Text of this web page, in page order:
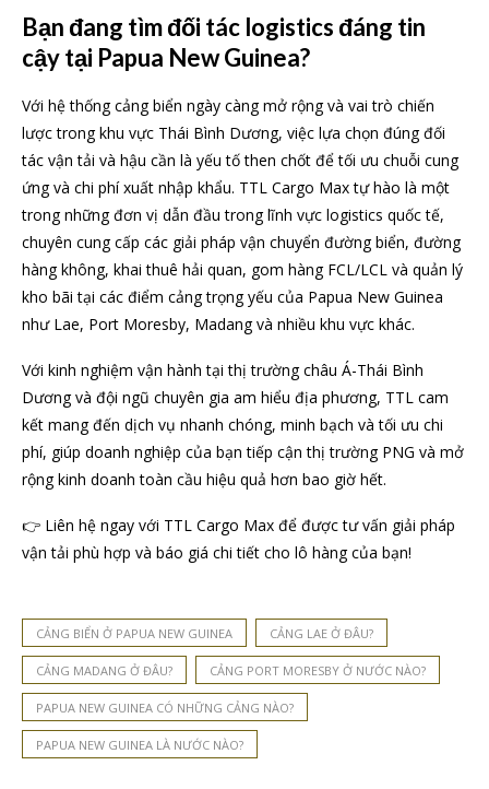
Bạn đang tìm đối tác logistics đáng tin
cậy tại Papua New Guinea?
Với hệ thống cảng biển ngày càng mở rộng và vai trò chiến
lược trong khu vực Thái Bình Dương, việc lựa chọn đúng đối
tác vận tải và hậu cần là yếu tố then chốt để tối ưu chuỗi cung
ứng và chi phí xuất nhập khẩu. TTL Cargo Max tự hào là một
trong những đơn vị dẫn đầu trong lĩnh vực logistics quốc tế,
chuyên cung cấp các giải pháp vận chuyển đường biển, đường
hàng không, khai thuê hải quan, gom hàng FCL/LCL và quản lý
kho bãi tại các điểm cảng trọng yếu của Papua New Guinea
như Lae, Port Moresby, Madang và nhiều khu vực khác.
Với kinh nghiệm vận hành tại thị trường châu Á-Thái Bình
Dương và đội ngũ chuyên gia am hiểu địa phương, TTL cam
kết mang đến dịch vụ nhanh chóng, minh bạch và tối ưu chi
phí, giúp doanh nghiệp của bạn tiếp cận thị trường PNG và mở
rộng kinh doanh toàn cầu hiệu quả hơn bao giờ hết.
👉 Liên hệ ngay với TTL Cargo Max để được tư vấn giải pháp
vận tải phù hợp và báo giá chi tiết cho lô hàng của bạn!
CẢNG BIỂN Ở PAPUA NEW GUINEA CẢNG LAE Ở ĐÂU?
CẢNG MADANG Ở ĐÂU? CẢNG PORT MORESBY Ở NƯỚC NÀO?
PAPUA NEW GUINEA CÓ NHỮNG CẢNG NÀO?
PAPUA NEW GUINEA LÀ NƯỚC NÀO?